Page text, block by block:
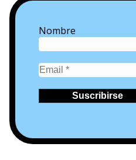
Nombre